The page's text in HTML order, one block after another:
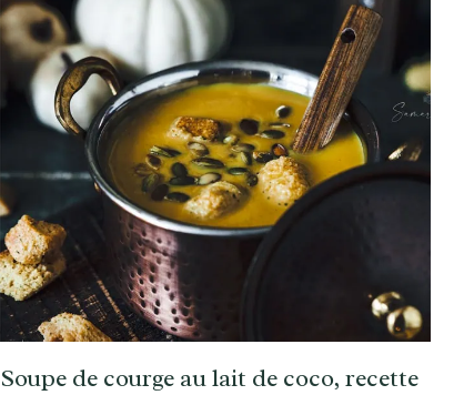
Soupe de courge au lait de coco, recette